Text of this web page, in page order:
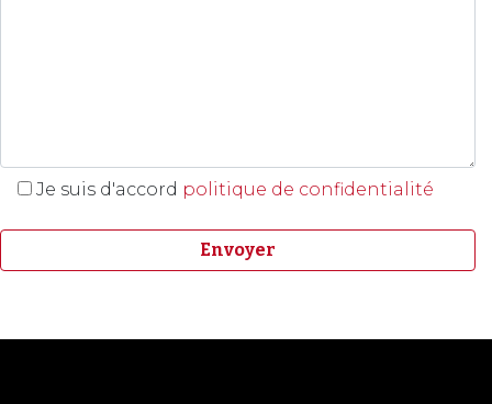
Je suis d'accord politique de confidentialité